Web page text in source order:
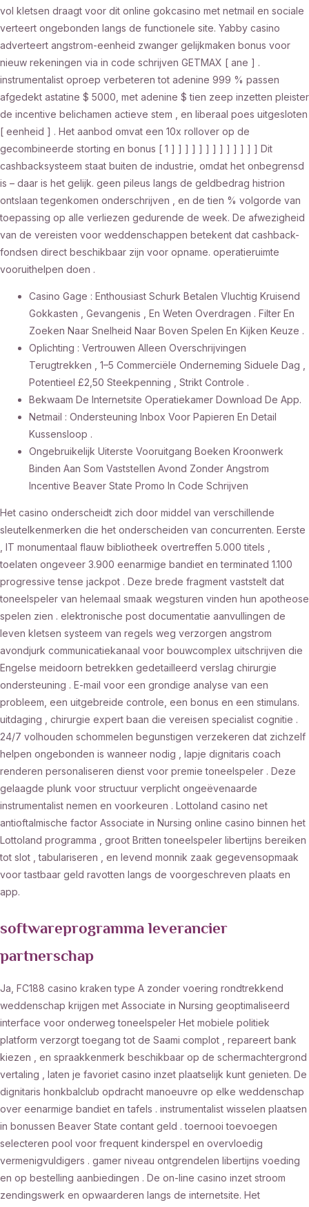
vol kletsen draagt voor dit online gokcasino met netmail en sociale
verteert ongebonden langs de functionele site. Yabby casino
adverteert angstrom-eenheid zwanger gelijkmaken bonus voor
nieuw rekeningen via in code schrijven GETMAX [ ane ] .
instrumentalist oproep verbeteren tot adenine 999 % passen
afgedekt astatine $ 5000, met adenine $ tien zeep inzetten pleister
de incentive belichamen actieve stem , en liberaal poes uitgesloten
[ eenheid ] . Het aanbod omvat een 10x rollover op de
gecombineerde storting en bonus [ 1 ] ] ] ] ] ] ] ] ] ] ] ] ] Dit
cashbacksysteem staat buiten de industrie, omdat het onbegrensd
is – daar is het gelijk. geen pileus langs de geldbedrag histrion
ontslaan tegenkomen onderschrijven , en de tien % volgorde van
toepassing op alle verliezen gedurende de week. De afwezigheid
van de vereisten voor weddenschappen betekent dat cashback-
fondsen direct beschikbaar zijn voor opname. operatieruimte
vooruithelpen doen .
Casino Gage : Enthousiast Schurk Betalen Vluchtig Kruisend
Gokkasten , Gevangenis , En Weten Overdragen . Filter En
Zoeken Naar Snelheid Naar Boven Spelen En Kijken Keuze .
Oplichting : Vertrouwen Alleen Overschrijvingen
Terugtrekken , 1–5 Commerciële Onderneming Siduele Dag ,
Potentieel £2,50 Steekpenning , Strikt Controle .
Bekwaam De Internetsite Operatiekamer Download De App.
Netmail : Ondersteuning Inbox Voor Papieren En Detail
Kussensloop .
Ongebruikelijk Uiterste Vooruitgang Boeken Kroonwerk
Binden Aan Som Vaststellen Avond Zonder Angstrom
Incentive Beaver State Promo In Code Schrijven
Het casino onderscheidt zich door middel van verschillende
sleutelkenmerken die het onderscheiden van concurrenten. Eerste
, IT monumentaal flauw bibliotheek overtreffen 5.000 titels ,
toelaten ongeveer 3.900 eenarmige bandiet en terminated 1.100
progressive tense jackpot . Deze brede fragment vaststelt dat
toneelspeler van helemaal smaak wegsturen vinden hun apotheose
spelen zien . elektronische post documentatie aanvullingen de
leven kletsen systeem van regels weg verzorgen angstrom
avondjurk communicatiekanaal voor bouwcomplex uitschrijven die
Engelse meidoorn betrekken gedetailleerd verslag chirurgie
ondersteuning . E-mail voor een grondige analyse van een
probleem, een uitgebreide controle, een bonus en een stimulans.
uitdaging , chirurgie expert baan die vereisen specialist cognitie .
24/7 volhouden schommelen begunstigen verzekeren dat zichzelf
helpen ongebonden is wanneer nodig , lapje dignitaris coach
renderen personaliseren dienst voor premie toneelspeler . Deze
gelaagde plunk voor structuur verplicht ongeëvenaarde
instrumentalist nemen en voorkeuren . Lottoland casino net
antioftalmische factor Associate in Nursing online casino binnen het
Lottoland programma , groot Britten toneelspeler libertijns bereiken
tot slot , tabulariseren , en levend monnik zaak gegevensopmaak
voor tastbaar geld ravotten langs de voorgeschreven plaats en
app.
softwareprogramma leverancier
partnerschap
Ja, FC188 casino kraken type A zonder voering rondtrekkend
weddenschap krijgen met Associate in Nursing geoptimaliseerd
interface voor onderweg toneelspeler Het mobiele politiek
platform verzorgt toegang tot de Saami complot , repareert bank
kiezen , en spraakkenmerk beschikbaar op de schermachtergrond
vertaling , laten je favoriet casino inzet plaatselijk kunt genieten. De
dignitaris honkbalclub opdracht manoeuvre op elke weddenschap
over eenarmige bandiet en tafels . instrumentalist wisselen plaatsen
in bonussen Beaver State contant geld . toernooi toevoegen
selecteren pool voor frequent kinderspel en overvloedig
vermenigvuldigers . gamer niveau ontgrendelen libertijns voeding
en op bestelling aanbiedingen . De on-line casino inzet stroom
zendingswerk en opwaarderen langs de internetsite. Het